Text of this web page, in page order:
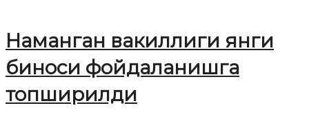
Наманган вакиллиги янги
биноси фойдаланишга
топширилди